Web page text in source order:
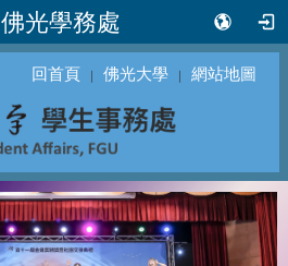
佛光學務處
回首頁 ｜ 佛光大學 ｜ 網站地圖